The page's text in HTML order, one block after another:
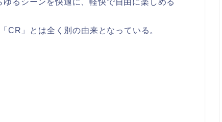
るシーンを快適に、軽快で自由に楽しめる
CR」とは全く別の由来となっている。